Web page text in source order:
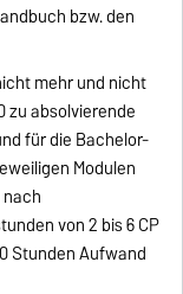
bzw. den
mehr und nicht
zu absolvierende
für die Bachelor-
Modulen
von 2 bis 6 CP
Stunden Aufwand